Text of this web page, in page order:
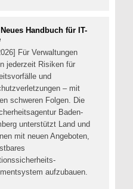
Handbuch für IT-
Für Verwaltungen
jederzeit Risiken für
und
– mit
schweren Folgen. Die
Baden-
unterstützt Land und
mit neuen Angeboten,
aufzubauen.